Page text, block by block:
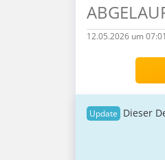
12.05.2026 um
Dieser